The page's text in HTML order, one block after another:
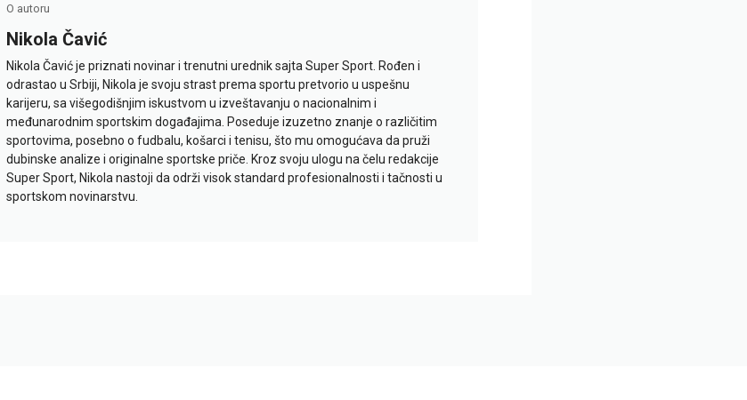
O autoru
Nikola Čavić
Nikola Čavić je priznati novinar i trenutni urednik sajta Super Sport. Rođen i
odrastao u Srbiji, Nikola je svoju strast prema sportu pretvorio u uspešnu
karijeru, sa višegodišnjim iskustvom u izveštavanju o nacionalnim i
međunarodnim sportskim događajima. Poseduje izuzetno znanje o različitim
sportovima, posebno o fudbalu, košarci i tenisu, što mu omogućava da pruži
dubinske analize i originalne sportske priče. Kroz svoju ulogu na čelu redakcije
Super Sport, Nikola nastoji da održi visok standard profesionalnosti i tačnosti u
sportskom novinarstvu.